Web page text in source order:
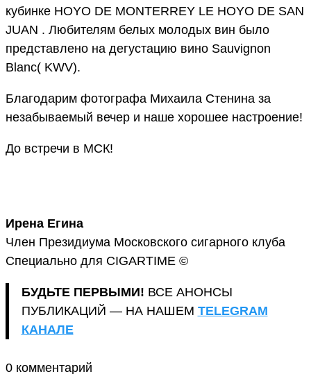
кубинке HOYO DE MONTERREY LE HOYO DE SAN
JUAN . Любителям белых молодых вин было
представлено на дегустацию вино Sauvignon
Blanc( KWV).
Благодарим фотографа Михаила Стенина за
незабываемый вечер и наше хорошее настроение!
До встречи в МСК!
Ирена Егина
Член Президиума Московского сигарного клуба
Специально для CIGARTIME ©
БУДЬТЕ ПЕРВЫМИ! ВСЕ АНОНСЫ
ПУБЛИКАЦИЙ — НА НАШЕМ TELEGRAM
КАНАЛЕ
0 комментарий